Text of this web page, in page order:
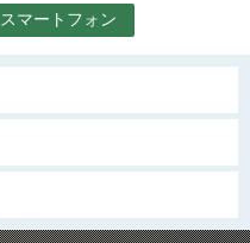
スマートフォン